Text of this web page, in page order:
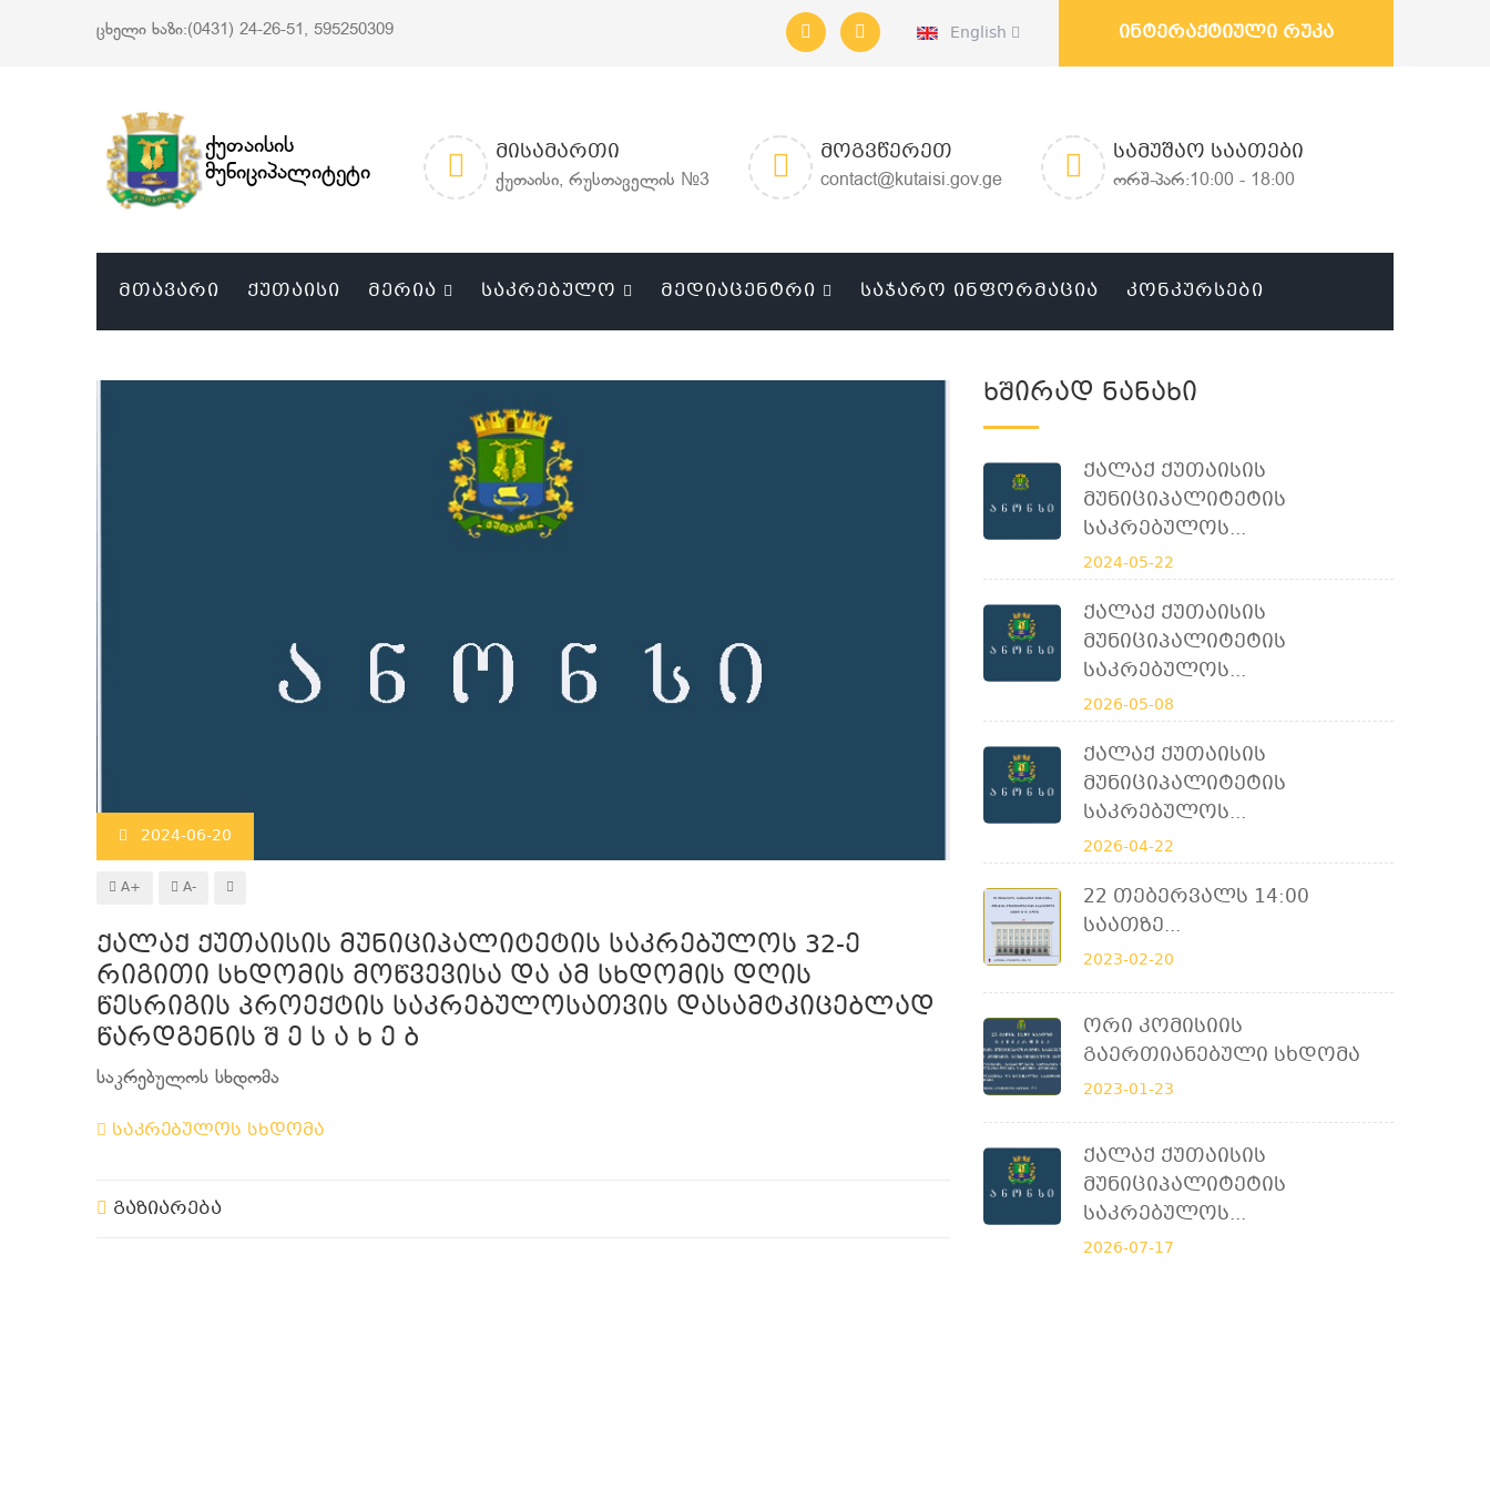
ცხელი ხაზი:(0431) 24-26-51, 595250309 English ინტერაქტიული რუკა
ქუთაისის
მუნიციპალიტეტი
ᲛᲘᲡᲐᲛᲐᲠᲗᲘ
ქუთაისი, რუსთაველის №3
ᲛᲝᲒᲕᲬᲔᲠᲔᲗ
contact@kutaisi.gov.ge
ᲡᲐᲛᲣᲨᲐᲝ ᲡᲐᲐᲗᲔᲑᲘ
ორშ-პარ:10:00 - 18:00
ᲛᲗᲐᲕᲐᲠᲘ ᲥᲣᲗᲐᲘᲡᲘ ᲛᲔᲠᲘᲐ ᲡᲐᲙᲠᲔᲑᲣᲚᲝ ᲛᲔᲓᲘᲐᲪᲔᲜᲢᲠᲘ ᲡᲐᲯᲐᲠᲝ ᲘᲜᲤᲝᲠᲛᲐᲪᲘᲐ ᲙᲝᲜᲙᲣᲠᲡᲔᲑᲘ
2024-06-20
A+ A-
ქალაქ ქუთაისის მუნიციპალიტეტის საკრებულოს 32-ე
რიგითი სხდომის მოწვევისა და ამ სხდომის დღის
წესრიგის პროექტის საკრებულოსათვის დასამტკიცებლად
წარდგენის შ ე ს ა ხ ე ბ
საკრებულოს სხდომა
საკრებულოს სხდომა
გაზიარება
Ხშირად Ნანახი
Ქალაქ Ქუთაისის
Მუნიციპალიტეტის
Საკრებულოს...
2024-05-22
Ქალაქ Ქუთაისის
Მუნიციპალიტეტის
Საკრებულოს...
2026-05-08
Ქალაქ Ქუთაისის
Მუნიციპალიტეტის
Საკრებულოს...
2026-04-22
22 Თებერვალს 14:00
Საათზე...
2023-02-20
Ორი Კომისიის
Გაერთიანებული Სხდომა
2023-01-23
Ქალაქ Ქუთაისის
Მუნიციპალიტეტის
Საკრებულოს...
2026-07-17